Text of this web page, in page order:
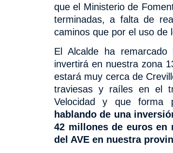
que el Ministerio de
terminadas,a falta de
caminos que por el uso de
El Alcalde ha
invertirá en nuestra zona
estará muy cerca de
traviesas y raíles en el
Velocidad y que forma
hablando de una
42 millones de euros
del AVE en nuestra